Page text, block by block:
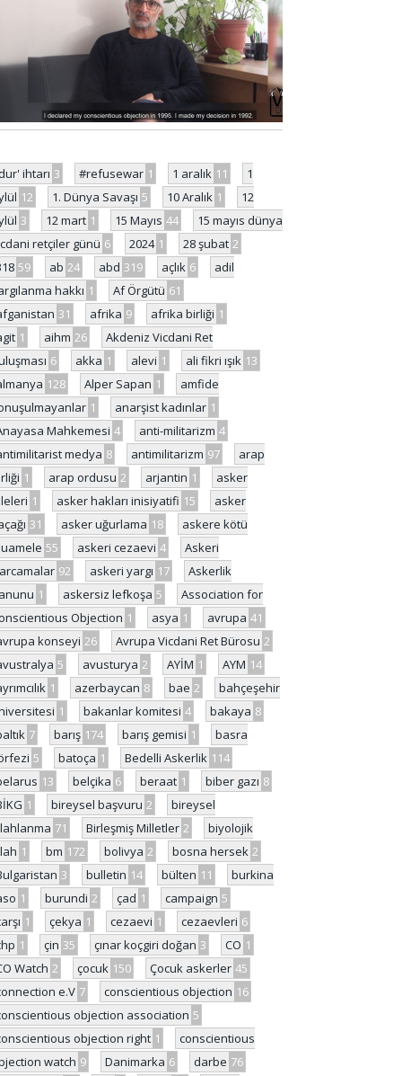
ihtarı 3 #refusewar 1 1 aralık 11
1
12 1. Dünya Savaşı 5 10 Aralık 1
12
3 12 mart 1 15 Mayıs 44
15 mayıs dünya
retçiler günü 6 2024 1 28 şubat 2
59 ab 24 abd 319 açlık 6
adil
hakkı 1 Af Örgütü 61
31 afrika 9 afrika birliği 1
1 aihm 26
Akdeniz Vicdani Ret
6 akka 1 alevi 1 ali fikri ışık 13
128 Alper Sapan 1
amfide
1 anarşist kadınlar 1
Mahkemesi 4 anti-militarizm 4
medya 8 antimilitarizm 97
arap
1 arap ordusu 2 arjantin 1
asker
1 asker hakları inisiyatifi 15
asker
31 asker uğurlama 18
askere kötü
55 askeri cezaevi 4
Askeri
92 askeri yargı 17
Askerlik
1 askersiz lefkoşa 5
Association for
Objection 1 asya 1 avrupa 41
konseyi 26 Avrupa Vicdani Ret Bürosu 2
5 avusturya 2 AYİM 1 AYM 14
1 azerbaycan 8 bae 2
bahçeşehir
1 bakanlar komitesi 4 bakaya 8
7 barış 174 barış gemisi 1
basra
5 batoça 1 Bedelli Askerlik 114
13 belçika 6 beraat 1 biber gazı 8
1 bireysel başvuru 2
bireysel
71 Birleşmiş Milletler 2
biyolojik
1 bm 172 bolivya 2 bosna hersek 2
3 bulletin 14 bülten 11
burkina
1 burundi 2 çad 1 campaign 5
1 çekya 1 cezaevi 1 cezaevleri 6
1 çin 35 çınar koçgiri doğan 3 CO 1
Watch 2 çocuk 150 Çocuk askerler 45
e.V 7 conscientious objection 16
objection association 5
objection right 1
conscientious
watch 9 Danimarka 6 darbe 76